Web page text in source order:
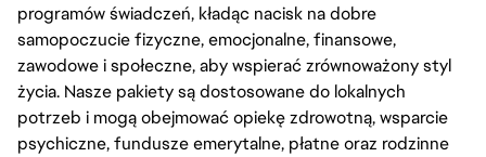
programów świadczeń, kładąc nacisk na dobre
samopoczucie fizyczne, emocjonalne, finansowe,
zawodowe i społeczne, aby wspierać zrównoważony styl
życia. Nasze pakiety są dostosowane do lokalnych
potrzeb i mogą obejmować opiekę zdrowotną, wsparcie
psychiczne, fundusze emerytalne, płatne oraz rodzinne